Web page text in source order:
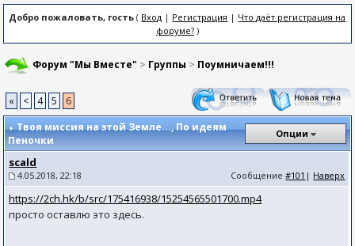
Добро пожаловать, гость ( Вход | Регистрация | Что даёт регистрация на
форуме?)
Форум "Мы Вместе" > Группы > Поумничаем!!!
« < 4 5
6
Твоя миссия на этой Земле..., По идеям
Пеночки
Опции
scald
4.05.2018, 22:18 Сообщение#101 | Наверх
https://2ch.hk/b/src/175416938/15254565501700.mp4
просто оставлю это здесь.